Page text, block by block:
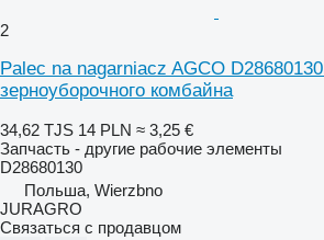
2
Palec na nagarniacz AGCO
зерноуборочного комбайна
34,62 TJS 14 PLN ≈ 3,25 €
Запчасть - другие рабочие элементы
D28680130
Польша, Wierzbno
JURAGRO
Связаться с продавцом